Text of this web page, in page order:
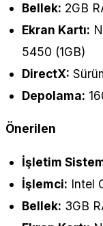
Bellek: 2GB
Ekran Kartı:
5450 (1GB)
DirectX:
Depolama:
Önerilen
İşletim
İşlemci: Intel
Bellek: 3GB